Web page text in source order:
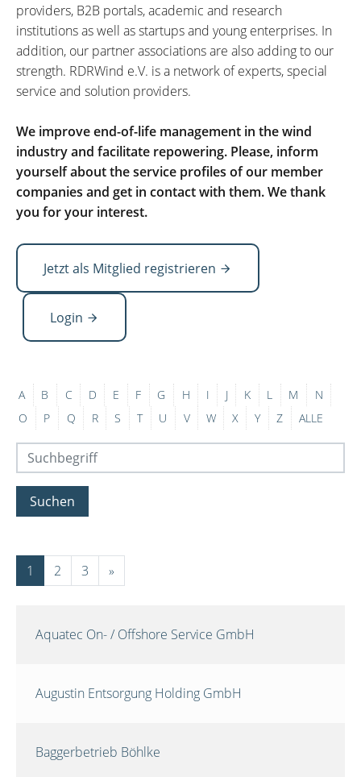
providers, B2B portals, academic and research
institutions as well as startups and young enterprises. In
addition, our partner associations are also adding to our
strength. RDRWind e.V. is a network of experts, special
service and solution providers.
We improve end-of-life management in the wind
industry and facilitate repowering. Please, inform
yourself about the service profiles of our member
companies and get in contact with them. We thank
you for your interest.
Jetzt als Mitglied registrieren
Login
A B C D E F G H I J K L M
N
O
P Q R S T U V W X Y Z ALLE
Suchen
1 2 3 »
Aquatec On- / Offshore Service GmbH
Augustin Entsorgung Holding GmbH
Baggerbetrieb Böhlke